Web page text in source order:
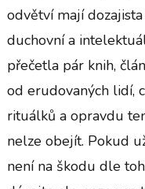
odvětví mají
duchovní a
přečetla pár knih,
od erudovaných lidí,
rituálků a opravdu
nelze obejít. Pokud
není na škodu dle